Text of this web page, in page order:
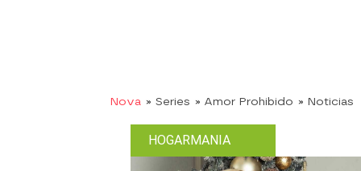
Nova » Series » Amor Prohibido » Noticias
HOGARMANIA